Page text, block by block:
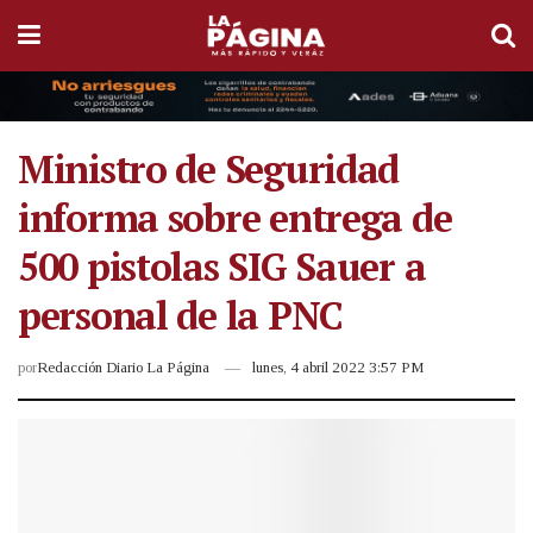
Ministro de Seguridad
informa sobre entrega de
500 pistolas SIG Sauer a
personal de la PNC
porRedacción Diario La Página lunes, 4 abril 2022 3:57 PM